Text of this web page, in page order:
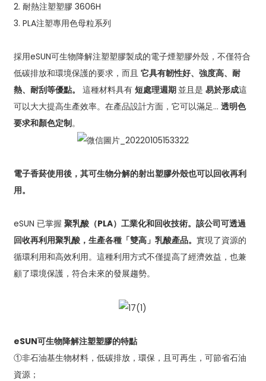
2. 耐熱注塑塑膠 3606H
3. PLA注塑專用色母粒系列
採用eSUN可生物降解注塑塑膠製​​成的電子煙塑膠外殼，不僅符合
低碳排放和環境保護的要求，而且 它具有韌性好、強度高、耐
熱、耐刮等優點。
這種材料具有 短處理週期並且是 易於形成這
可以大大提高生產效率。在產品設計方面，它可以滿足… 透明色
要求和顏色定制。
電子香菸使用後，其可生物分解的射出塑膠外殼也可以回收再利
用。
eSUN 已掌握 聚乳酸（PLA）工業化和回收技術。該公司可透過
回收再利用聚乳酸，生產各種「雙高」乳酸產品。 實現了資源的
循環利用和高效利用。這種利用方式不僅提高了經濟效益，也兼
顧了環境保護，符合未來的發展趨勢。
eSUN可生物降解注塑塑膠的特點
①非石油基生物材料，低碳排放，環保，且可再生，可節省石油
資源；